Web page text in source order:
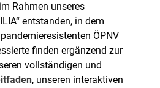
Rahmen unseres
entstanden, in dem
ÖPNV
finden ergänzend zur
vollständigen und
, unseren interaktiven